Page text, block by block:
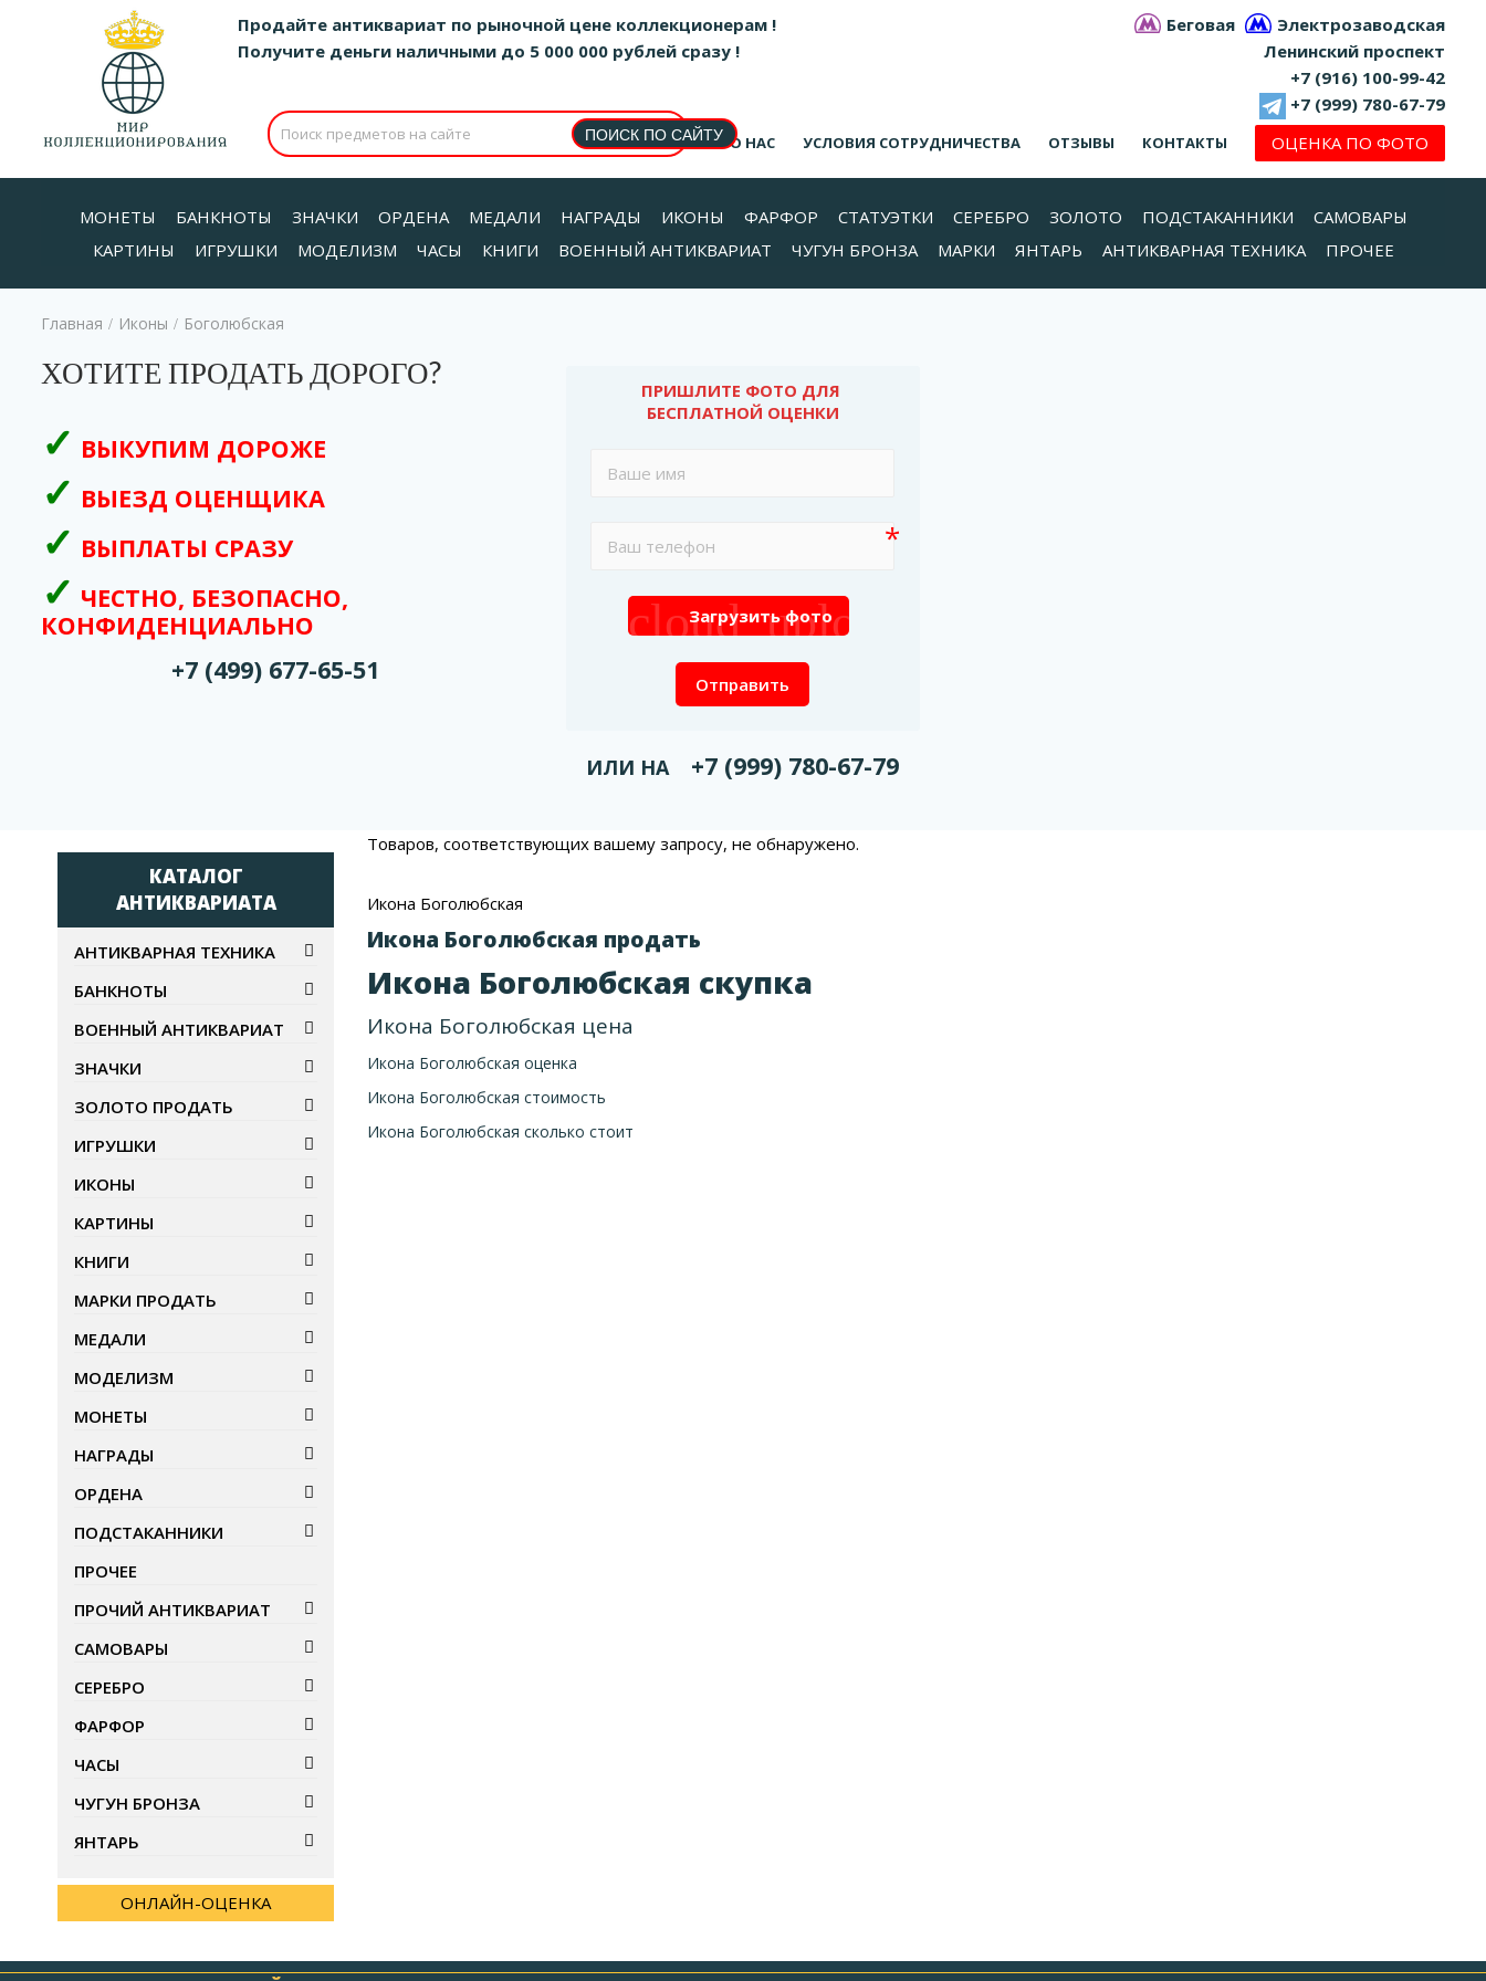
Продайте антиквариат по рыночной цене коллекционерам ! Беговая
Электрозаводская
Получите деньги наличными до 5 000 000 рублей сразу !
Ленинский проспект
+7 (916) 100-99-42
+7 (999) 780-67-79
О НАС УСЛОВИЯ СОТРУДНИЧЕСТВА ОТЗЫВЫ КОНТАКТЫ ОЦЕНКА ПО ФОТО
МОНЕТЫ БАНКНОТЫ ЗНАЧКИ ОРДЕНА МЕДАЛИ НАГРАДЫ ИКОНЫ ФАРФОР СТАТУЭТКИ СЕРЕБРО ЗОЛОТО ПОДСТАКАННИКИ
САМОВАРЫ
КАРТИНЫ
ИГРУШКИ МОДЕЛИЗМ ЧАСЫ КНИГИ ВОЕННЫЙ АНТИКВАРИАТ ЧУГУН БРОНЗА МАРКИ ЯНТАРЬ АНТИКВАРНАЯ ТЕХНИКА ПРОЧЕЕ
Главная / Иконы / Боголюбская
ХОТИТЕ ПРОДАТЬ ДОРОГО?
ВЫКУПИМ ДОРОЖЕ
ВЫЕЗД ОЦЕНЩИКА
ВЫПЛАТЫ СРАЗУ
ЧЕСТНО, БЕЗОПАСНО,
КОНФИДЕНЦИАЛЬНО
+7 (499) 677-65-51
ПРИШЛИТЕ ФОТО ДЛЯ
БЕСПЛАТНОЙ ОЦЕНКИ
cloud_upload
Загрузить фото
Отправить
ИЛИ НА +7 (999) 780-67-79
Товаров, соответствующих вашему запросу, не обнаружено.
Икона Боголюбская
Икона Боголюбская продать
Икона Боголюбская скупка
Икона Боголюбская цена
Икона Боголюбская оценка
Икона Боголюбская стоимость
Икона Боголюбская сколько стоит
КАТАЛОГ
АНТИКВАРИАТА
АНТИКВАРНАЯ ТЕХНИКА
БАНКНОТЫ
ВОЕННЫЙ АНТИКВАРИАТ
ЗНАЧКИ
ЗОЛОТО ПРОДАТЬ
ИГРУШКИ
ИКОНЫ
КАРТИНЫ
КНИГИ
МАРКИ ПРОДАТЬ
МЕДАЛИ
МОДЕЛИЗМ
МОНЕТЫ
НАГРАДЫ
ОРДЕНА
ПОДСТАКАННИКИ
ПРОЧЕЕ
ПРОЧИЙ АНТИКВАРИАТ
САМОВАРЫ
СЕРЕБРО
ФАРФОР
ЧАСЫ
ЧУГУН БРОНЗА
ЯНТАРЬ
ОНЛАЙН-ОЦЕНКА